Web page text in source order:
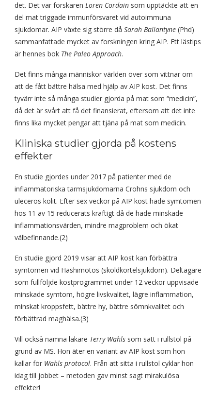
det. Det var forskaren Loren Cordain som upptäckte att en
del mat triggade immunförsvaret vid autoimmuna
sjukdomar. AIP växte sig större då Sarah Ballantyne (Phd)
sammanfattade mycket av forskningen kring AIP. Ett lästips
är hennes bok The Paleo Approach.
Det finns många människor världen över som vittnar om
att de fått bättre hälsa med hjälp av AIP kost. Det finns
tyvärr inte så många studier gjorda på mat som “medicin”,
då det är svårt att få det finansierat, eftersom att det inte
finns lika mycket pengar att tjäna på mat som medicin.
Kliniska studier gjorda på kostens
effekter
En studie gjordes under 2017 på patienter med de
inflammatoriska tarmsjukdomarna Crohns sjukdom och
ulecerös kolit. Efter sex veckor på AIP kost hade symtomen
hos 11 av 15 reducerats kraftigt då de hade minskade
inflammationsvärden, mindre magproblem och ökat
välbefinnande.(2)
En studie gjord 2019 visar att AIP kost kan förbättra
symtomen vid Hashimotos (sköldkörtelsjukdom). Deltagare
som fullföljde kostprogrammet under 12 veckor uppvisade
minskade symtom, högre livskvalitet, lägre inflammation,
minskat kroppsfett, bättre hy, bättre sömnkvalitet och
förbättrad maghälsa.(3)
Vill också nämna läkare Terry Wahls som satt i rullstol på
grund av MS. Hon äter en variant av AIP kost som hon
kallar för Wahls protocol. Från att sitta i rullstol cyklar hon
idag till jobbet – metoden gav minst sagt mirakulösa
effekter!